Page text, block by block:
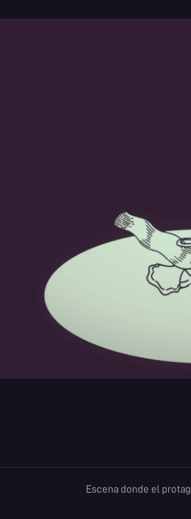
Escena donde el